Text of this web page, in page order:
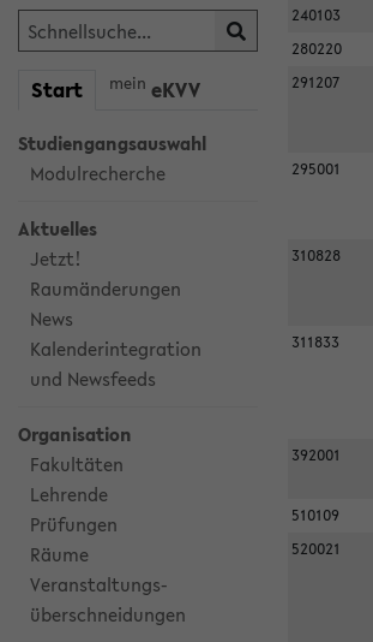
Start mein eKVV
Studiengangsauswahl
Modulrecherche
Aktuelles
Jetzt!
Raumänderungen
News
Kalenderintegration
und Newsfeeds
Organisation
Fakultäten
Lehrende
Prüfungen
Räume
Veranstaltungs-
überschneidungen
240103
280220
291207
295001
310828
311833
392001
510109
520021